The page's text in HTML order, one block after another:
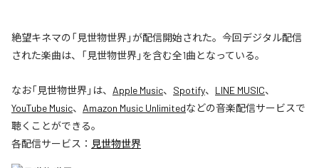
絶望キネマの「見世物世界」が配信開始された。今回デジタル配信
された楽曲は、「見世物世界」を含む全1曲となっている。
なお「見世物世界」は、 Apple Music、 Spotify、 LINE MUSIC、
YouTube Music、 Amazon Music Unlimitedなどの音楽配信サービスで
聴くことができる。
各配信サービス： 見世物世界